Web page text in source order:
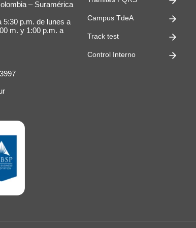
Facultades
– Suramérica
p.m. de lunes a
m. y 1:00 p.m. a
Campus TdeA
Track test
Control Interno